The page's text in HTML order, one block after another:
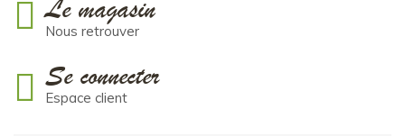
Le magasin
Nous retrouver
Se connecter
Espace client